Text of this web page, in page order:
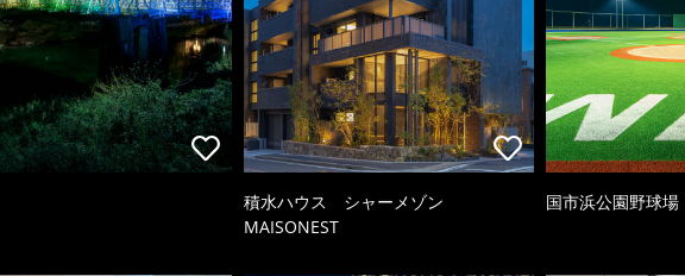
積水ハウス シャーメゾン
MAISONEST
国市浜公園野球場